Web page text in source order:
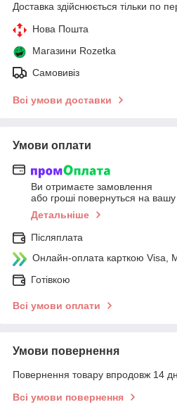
Доставка здійснюється тільки по
Нова Пошта
Магазини Rozetka
Самовивіз
Всі умови доставки
Умови оплати
Ви отримаєте замовлення
або гроші повернуться на вашу
Детальніше
Післяплата
Онлайн-оплата карткою Visa,
Готівкою
Всі умови оплати
Умови повернення
Повернення товару впродовж 14
Всі умови повернення